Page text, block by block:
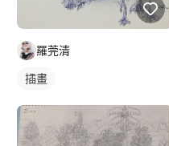
羅莞清
插畫